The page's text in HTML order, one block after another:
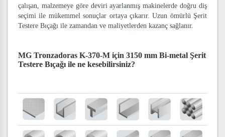
çalışan, malzemeye göre deviri ayarlanmış makinelerde doğru diş
seçimi ile mükemmel sonuçlar ortaya çıkarır. Uzun ömürlü Şerit
Testere Bıçağı ile zamandan ve maliyetlerden kazanç sağlanır.
MG Tronzadoras K-370-M için 3150 mm Bi-metal Şerit
Testere Bıçağı ile ne kesebilirsiniz?